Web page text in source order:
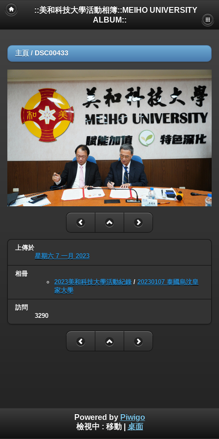
::美和科技大學活動相簿::MEIHO UNIVERSITY
ALBUM::
主頁 / DSC00433
上傳於
星期六 7 一月 2023
相冊
2023美和科技大學活動紀錄 / 20230107 泰國烏汶皇
家大學
訪問
3290
Powered by Piwigo
檢視中 : 移動| 桌面